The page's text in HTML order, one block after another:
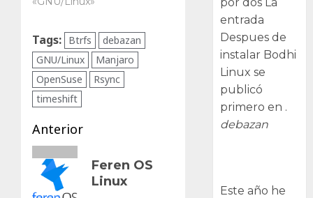
Tags: Btrfs
debazan
GNU/Linux
Manjaro
OpenSuse
Rsync
timeshift
Navegación
de
entradas
Anterior
Entrada
anterior:
Feren OS
Linux
entrada
Despues de
instalar Bodhi
Linux se
publicó
primero en .
debazan
Este año he